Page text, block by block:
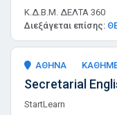
Κ.Δ.Β.Μ. ΔΕΛΤΑ 360
Διεξάγεται επίσης:
ΑΘΗΝΑ
Secretarial
StartLearn